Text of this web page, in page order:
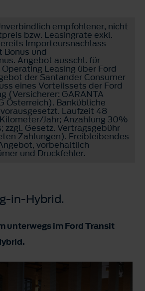
empfohlener, nicht
bzw. Leasingrate exkl.
Importeursnachlass
Bonus und
Angebot ausschl. für
Leasing über Ford
der Santander Consumer
eines Vorteilssets der Ford
(Versicherer: GARANTA
Österreich). Bankübliche
Laufzeit 48
Jahr; Anzahlung 30%
zzgl. Gesetz. Vertragsgebühr
Zahlungen). Freibleibendes
vorbehaltlich
und Druckfehler.
in-Hybrid.
unterwegs im Ford Transit